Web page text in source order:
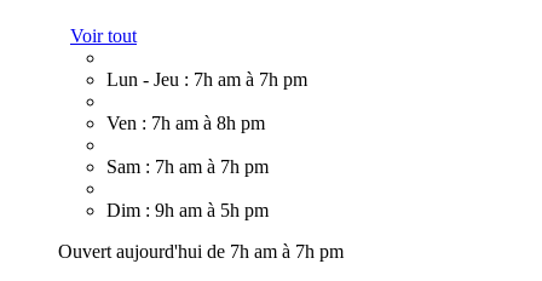
Voir tout
Lun - Jeu : 7h am à 7h pm
Ven : 7h am à 8h pm
Sam : 7h am à 7h pm
Dim : 9h am à 5h pm
Ouvert aujourd'hui de 7h am à 7h pm